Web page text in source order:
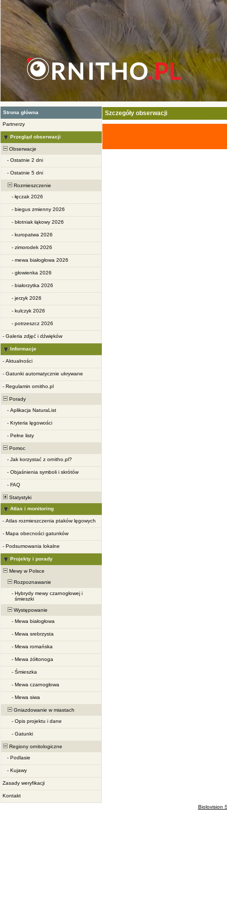
Strona główna
Partnerzy
Przegląd obserwacji
Obserwacje
- Ostatnie 2 dni
- Ostatnie 5 dni
Rozmieszczenie
- łęczak 2026
- biegus zmienny 2026
- błotniak łąkowy 2026
- kuropatwa 2026
- zimorodek 2026
- mewa białogłowa 2026
- głowienka 2026
- białorzytka 2026
- jerzyk 2026
- kulczyk 2026
- potrzeszcz 2026
- Galeria zdjęć i dźwięków
Informacje
- Aktualności
- Gatunki automatycznie ukrywane
- Regulamin ornitho.pl
Porady
- Aplikacja NaturaList
- Kryteria lęgowości
- Pełne listy
Pomoc
- Jak korzystać z ornitho.pl?
- Objaśnienia symboli i skrótów
- FAQ
Statystyki
Atlas i monitoring
- Atlas rozmieszczenia ptaków lęgowych
- Mapa obecności gatunków
- Podsumowania lokalne
Projekty i porady
Mewy w Polsce
Rozpoznawanie
- Hybrydy mewy czarnogłowej i
śmieszki
Występowanie
- Mewa białogłowa
- Mewa srebrzysta
- Mewa romańska
- Mewa żółtonoga
- Śmieszka
- Mewa czarnogłowa
- Mewa siwa
Gniazdowanie w miastach
- Opis projektu i dane
- Gatunki
Regiony ornitologiczne
- Podlasie
- Kujawy
Zasady weryfikacji
Kontakt
Szczegóły obserwacji
Biolovision